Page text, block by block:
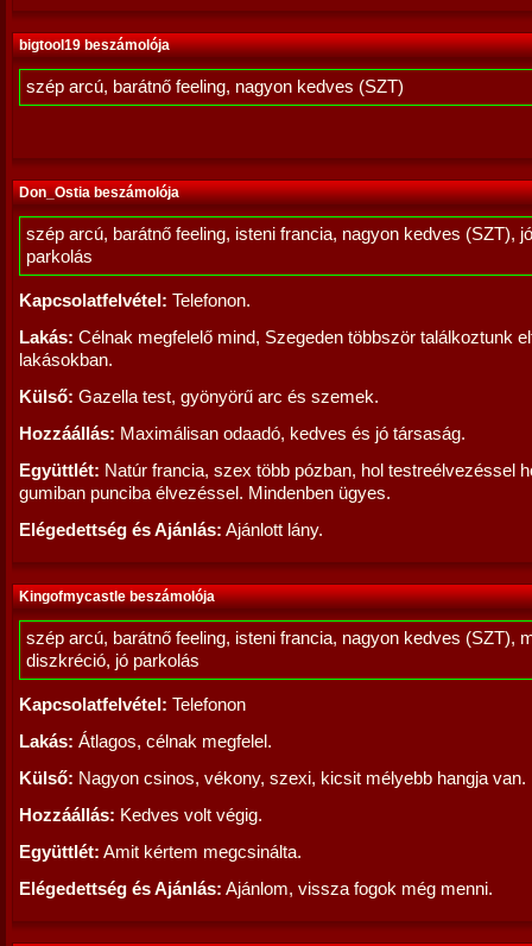
bigtool19 beszámolója
szép arcú, barátnő feeling, nagyon kedves (SZT)
Don_Ostia beszámolója
szép arcú, barátnő feeling, isteni francia, nagyon kedves (SZT), jó
parkolás
Kapcsolatfelvétel: Telefonon.
Lakás: Célnak megfelelő mind, Szegeden többször találkoztunk
lakásokban.
Külső: Gazella test, gyönyörű arc és szemek.
Hozzáállás: Maximálisan odaadó, kedves és jó társaság.
Együttlét: Natúr francia, szex több pózban, hol testreélvezéssel
gumiban punciba élvezéssel. Mindenben ügyes.
Elégedettség és Ajánlás: Ajánlott lány.
Kingofmycastle beszámolója
szép arcú, barátnő feeling, isteni francia, nagyon kedves (SZT),
diszkréció, jó parkolás
Kapcsolatfelvétel: Telefonon
Lakás: Átlagos, célnak megfelel.
Külső: Nagyon csinos, vékony, szexi, kicsit mélyebb hangja van.
Hozzáállás: Kedves volt végig.
Együttlét: Amit kértem megcsinálta.
Elégedettség és Ajánlás: Ajánlom, vissza fogok még menni.